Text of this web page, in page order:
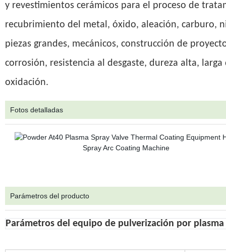
y revestimientos cerámicos para el proceso de
recubrimiento del metal, óxido, aleación, carburo,
piezas grandes, mecánicos, construcción de
corrosión, resistencia al desgaste, dureza alta,
oxidación.
Fotos detalladas
Parámetros del producto
Parámetros del equipo de pulverización por